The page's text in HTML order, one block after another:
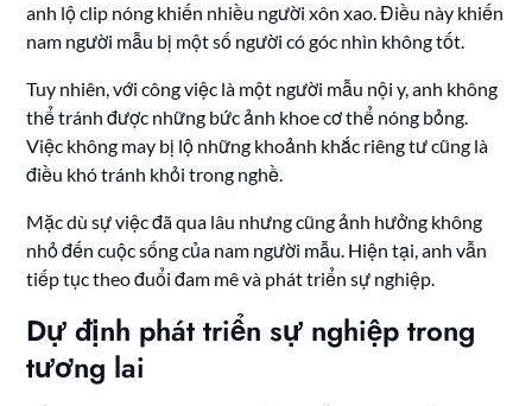
anh lộ clip nóng khiến nhiều người xôn xao. Điều này khiến
nam người mẫu bị một số người có góc nhìn không tốt.
Tuy nhiên, với công việc là một người mẫu nội y, anh không
thể tránh được những bức ảnh khoe cơ thể nóng bỏng.
Việc không may bị lộ những khoảnh khắc riêng tư cũng là
điều khó tránh khỏi trong nghề.
Mặc dù sự việc đã qua lâu nhưng cũng ảnh hưởng không
nhỏ đến cuộc sống của nam người mẫu. Hiện tại, anh vẫn
tiếp tục theo đuổi đam mê và phát triển sự nghiệp.
Dự định phát triển sự nghiệp trong
tương lai